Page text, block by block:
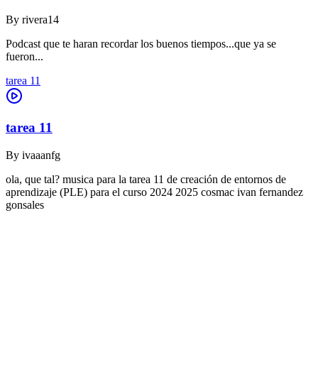
By rivera14
Podcast que te haran recordar los buenos tiempos...que ya se
fueron...
tarea 11
tarea 11
By ivaaanfg
ola, que tal? musica para la tarea 11 de creación de entornos de
aprendizaje (PLE) para el curso 2024 2025 cosmac ivan fernandez
gonsales